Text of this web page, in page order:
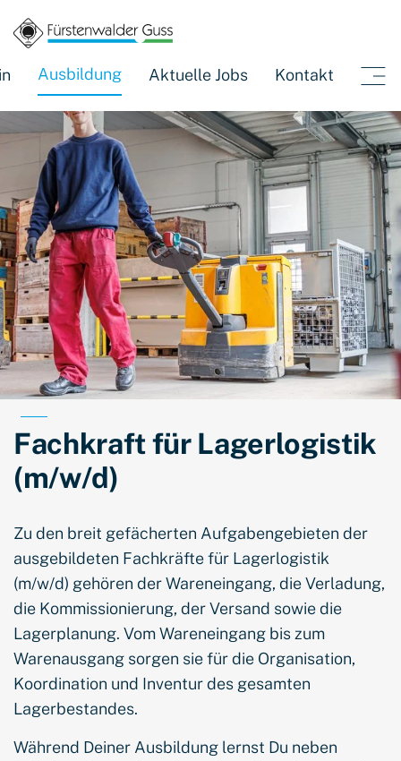
Ausbildung(current)
Aktuelle Jobs Kontakt
Fürstenwalder Guss Karriere
Fachkraft für Lagerlogistik
(m/w/d)
Zu den breit gefächerten Aufgabengebieten der
ausgebildeten Fachkräfte für Lagerlogistik
(m/w/d) gehören der Wareneingang, die Verladung,
die Kommissionierung, der Versand sowie die
Lagerplanung. Vom Wareneingang bis zum
Warenausgang sorgen sie für die Organisation,
Koordination und Inventur des gesamten
Lagerbestandes.
Während Deiner Ausbildung lernst Du neben